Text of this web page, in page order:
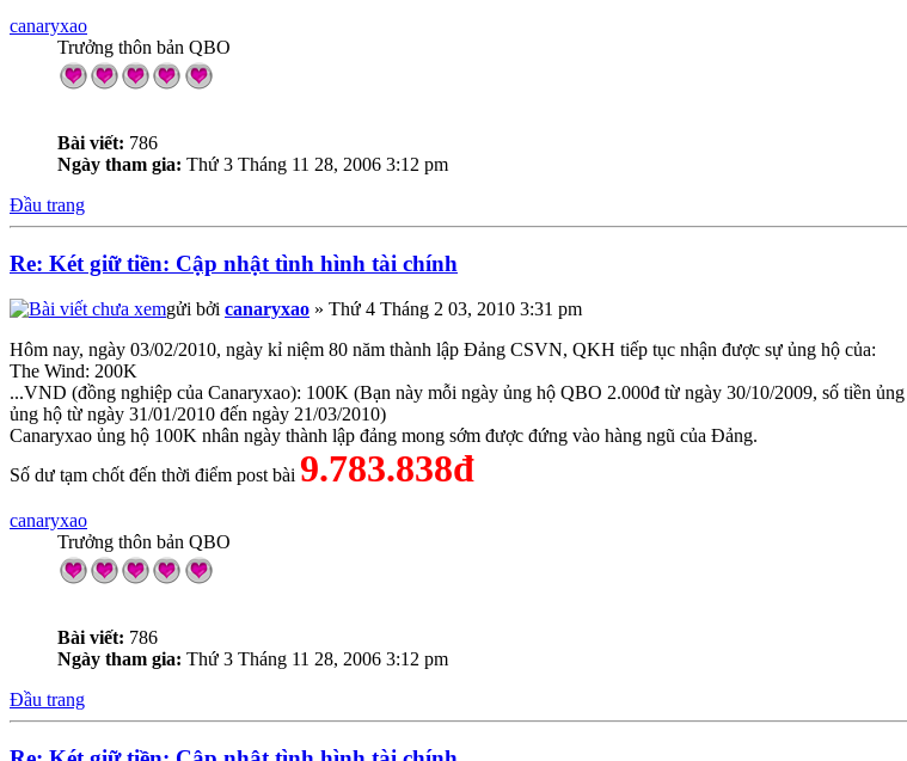
canaryxao
Trưởng thôn bản QBO
Bài viết: 786
Ngày tham gia: Thứ 3 Tháng 11 28, 2006 3:12 pm
Đầu trang
Re: Két giữ tiền: Cập nhật tình hình tài chính
gửi bởi canaryxao » Thứ 4 Tháng 2 03, 2010 3:31 pm
Hôm nay, ngày 03/02/2010, ngày kỉ niệm 80 năm thành lập Đảng CSVN, QKH tiếp tục nhận được sự ủng hộ của:
The Wind: 200K
...VND (đồng nghiệp của Canaryxao): 100K (Bạn này mỗi ngày ủng hộ QBO 2.000đ từ ngày 30/10/2009, số tiền
ủng hộ từ ngày 31/01/2010 đến ngày 21/03/2010)
Canaryxao ủng hộ 100K nhân ngày thành lập đảng mong sớm được đứng vào hàng ngũ của Đảng.
Số dư tạm chốt đến thời điểm post bài 9.783.838đ
canaryxao
Trưởng thôn bản QBO
Bài viết: 786
Ngày tham gia: Thứ 3 Tháng 11 28, 2006 3:12 pm
Đầu trang